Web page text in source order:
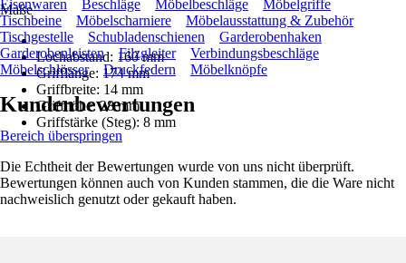
Maße
Lochabstand: 160 mm
Grifflänge: 174 mm
Griffbreite: 14 mm
Griffhöhe: 28 mm
Griffstärke (Steg): 8 mm
Eisenwaren
Beschläge Möbelbeschläge
Möbelgriffe
Tischbeine
Möbelscharniere
Möbelausstattung & Zubehör
Tischgestelle
Schubladenschienen
Garderobenhaken
Garderobenleisten
Filzgleiter
Verbindungsbeschläge
Möbelschlösser
Druckfedern Möbelknöpfe
Kundenbewertungen
Bereich überspringen
Die Echtheit der Bewertungen wurde von uns nicht überprüft.
Bewertungen können auch von Kunden stammen, die die Ware nicht
nachweislich genutzt oder gekauft haben.